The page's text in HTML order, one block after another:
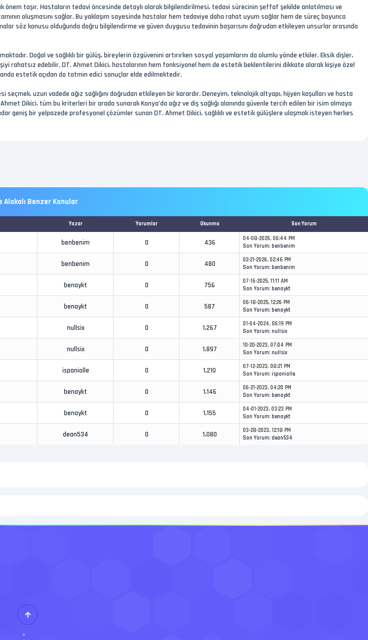
önem taşır. Hastaların tedavi öncesinde detaylı olarak bilgilendirilmesi, tedavi sürecinin şeffaf şekilde anlatılması ve
oluşmasını sağlar. Bu yaklaşım sayesinde hastalar hem tedaviye daha rahat uyum sağlar hem de süreç boyunca
söz konusu olduğunda doğru bilgilendirme ve güven duygusu tedavinin başarısını doğrudan etkileyen unsurlar arasında
Doğal ve sağlıklı bir gülüş, bireylerin özgüvenini artırırken sosyal yaşamlarını da olumlu yönde etkiler. Eksik dişler,
rahatsız edebilir. DT. Ahmet Dikici, hastalarının hem fonksiyonel hem de estetik beklentilerini dikkate alarak kişiye özel
estetik açıdan da tatmin edici sonuçlar elde edilmektedir.
uzun vadede ağız sağlığını doğrudan etkileyen bir karardır. Deneyim, teknolojik altyapı, hijyen koşulları ve hasta
Dikici, tüm bu kriterleri bir arada sunarak Konya’da ağız ve diş sağlığı alanında güvenle tercih edilen bir isim olmaya
geniş bir yelpazede profesyonel çözümler sunan DT. Ahmet Dikici, sağlıklı ve estetik gülüşlere ulaşmak isteyen herkes
Alakalı Benzer Konular
Yazar Yorumlar Okunma Son Yorum
benbenim 0 436
04-08-2026, 06:44 PM
Son Yorum: benbenim
benbenim 0 480
02-21-2026, 02:46 PM
Son Yorum: benbenim
benaykt 0 756
07-16-2025, 11:11 AM
Son Yorum: benaykt
benaykt 0 587
06-18-2025, 12:26 PM
Son Yorum: benaykt
nullsix 0 1,267
01-04-2024, 06:19 PM
Son Yorum: nullsix
nullsix 0 1,897
10-20-2023, 07:04 PM
Son Yorum: nullsix
ispaniolle 0 1,210
07-12-2023, 08:21 PM
Son Yorum: ispaniolle
benaykt 0 1,146
06-21-2023, 04:20 PM
Son Yorum: benaykt
benaykt 0 1,155
04-01-2023, 03:23 PM
Son Yorum: benaykt
dean534 0 1,080
03-28-2023, 12:18 PM
Son Yorum: dean534